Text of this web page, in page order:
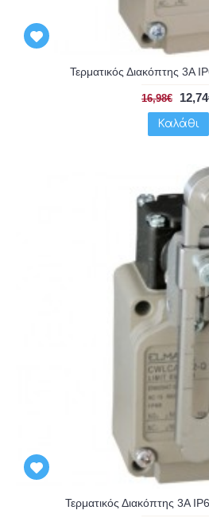
Τερματικός Διακόπτης 3A
16,98€
Καλάθι
Τερματικός Διακόπτης 3A